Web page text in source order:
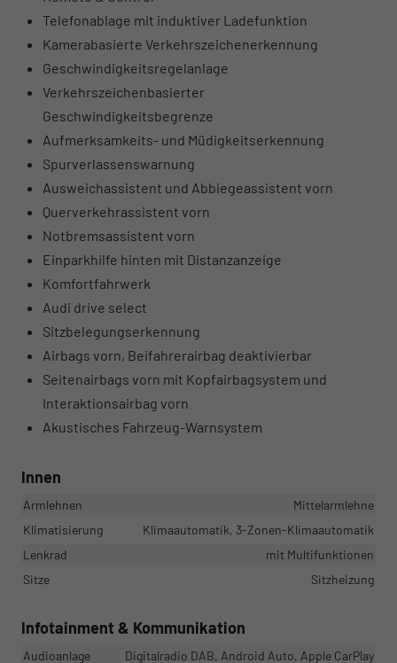
Telefonablage mit induktiver Ladefunktion
Kamerabasierte Verkehrszeichenerkennung
Geschwindigkeitsregelanlage
Verkehrszeichenbasierter
Geschwindigkeitsbegrenze
Aufmerksamkeits- und Müdigkeitserkennung
Spurverlassenswarnung
Ausweichassistent und Abbiegeassistent vorn
Querverkehrassistent vorn
Notbremsassistent vorn
Einparkhilfe hinten mit Distanzanzeige
Komfortfahrwerk
Audi drive select
Sitzbelegungserkennung
Airbags vorn, Beifahrerairbag deaktivierbar
Seitenairbags vorn mit Kopfairbagsystem und
Interaktionsairbag vorn
Akustisches Fahrzeug-Warnsystem
Innen
Armlehnen
Mittelarmlehne
Klimatisierung
Klimaautomatik, 3-Zonen-Klimaautomatik
Lenkrad
mit Multifunktionen
Sitze
Sitzheizung
Infotainment & Kommunikation
Audioanlage Digitalradio DAB, Android Auto, Apple CarPlay